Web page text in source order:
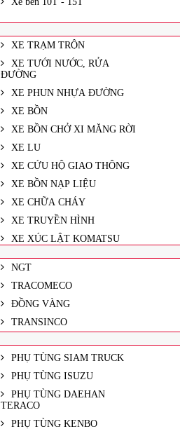
XE TRẠM TRỘN
XE TƯỚI NƯỚC, RỬA
ĐƯỜNG
XE PHUN NHỰA ĐƯỜNG
XE BỒN
XE BỒN CHỞ XI MĂNG RỜI
XE LU
XE CỨU HỘ GIAO THÔNG
XE BỒN NẠP LIỆU
XE CHỮA CHÁY
XE TRUYỀN HÌNH
XE XÚC LẬT KOMATSU
NGT
TRACOMECO
ĐỒNG VÀNG
TRANSINCO
PHỤ TÙNG SIAM TRUCK
PHỤ TÙNG ISUZU
PHỤ TÙNG DAEHAN
TERACO
PHỤ TÙNG KENBO